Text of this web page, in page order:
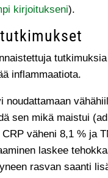
kirjoitukseni).
inflammaatiota.
noudattamaan
sen mikä maistui
väheni 8,1 % ja
laskee
rasvan saanti